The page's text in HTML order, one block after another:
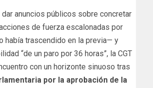
anuncios públicos sobre concretar
de fuerza escalonadas por
había trascendido en la previa— y
“de un paro por 36 horas”, la CGT
con un horizonte sinuoso tras
por la aprobación de la